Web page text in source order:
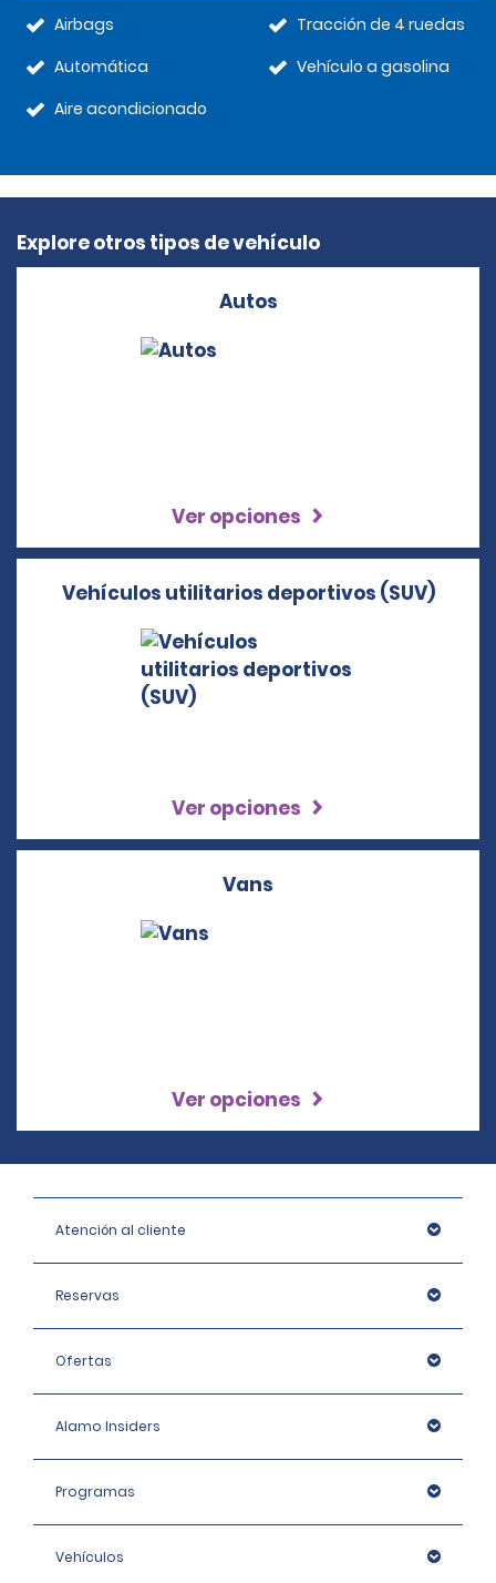
Airbags
Automática
Aire acondicionado
Tracción de 4 ruedas
Vehículo a gasolina
Explore otros tipos de vehículo
Autos
Ver opciones
Vehículos utilitarios deportivos (SUV)
Ver opciones
Vans
Ver opciones
Atención al cliente
Reservas
Ofertas
Alamo Insiders
Programas
Vehículos